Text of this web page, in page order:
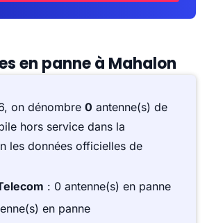
en panne à Mahalon
on dénombre 0 antenne(s) de
hors service dans la
les données officielles de
: 0 antenne(s) en panne
en panne